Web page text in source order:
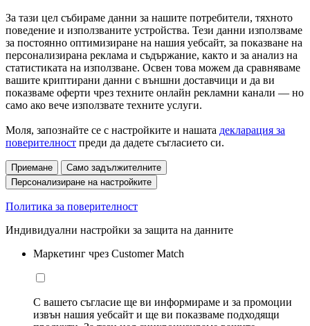
За тази цел събираме данни за нашите потребители, тяхното
поведение и използваните устройства. Тези данни използваме
за постоянно оптимизиране на нашия уебсайт, за показване на
персонализирана реклама и съдържание, както и за анализ на
статистиката на използване. Освен това можем да сравняваме
вашите криптирани данни с външни доставчици и да ви
показваме оферти чрез техните онлайн рекламни канали — но
само ако вече използвате техните услуги.
Моля, запознайте се с настройките и нашата декларация за
поверителност преди да дадете съгласието си.
Приемане
Само задължителните
Персонализиране на настройките
Политика за поверителност
Индивидуални настройки за защита на данните
Маркетинг чрез Customer Match
С вашето съгласие ще ви информираме и за промоции
извън нашия уебсайт и ще ви показваме подходящи